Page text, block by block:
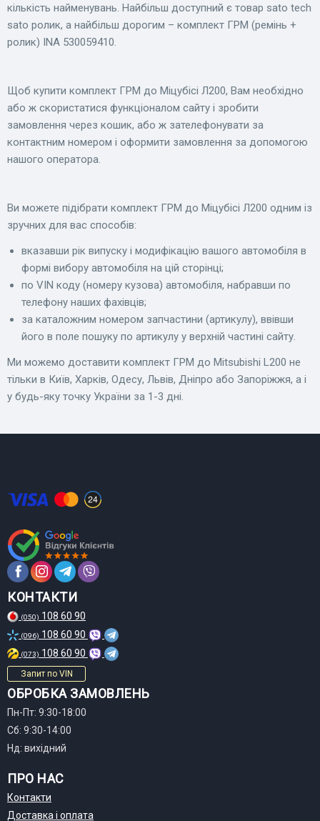
кількість найменувань. Найбільш доступний є товар sato tech
sato ролик, а найбільш дорогим – комплект ГРМ (ремінь +
ролик) INA 530059410.
Щоб купити комплект ГРМ до Міцубісі Л200, Вам необхідно
або ж скористатися функціоналом сайту і зробити
замовлення через кошик, або ж зателефонувати за
контактним номером і оформити замовлення за допомогою
нашого оператора.
Ви можете підібрати комплект ГРМ до Міцубісі Л200 одним із
зручних для вас способів:
вказавши рік випуску і модифікацію вашого автомобіля в
формі вибору автомобіля на цій сторінці;
по VIN коду (номеру кузова) автомобіля, набравши по
телефону наших фахівців;
за каталожним номером запчастини (артикулу), ввівши
його в поле пошуку по артикулу у верхній частині сайту.
Ми можемо доставити комплект ГРМ до Mitsubishi L200 не
тільки в Київ, Харків, Одесу, Львів, Дніпро або Запоріжжя, а і
у будь-яку точку України за 1-3 дні.
КОНТАКТИ
(050) 108 60 90
(096) 108 60 90
(073) 108 60 90
Запит по VIN
ОБРОБКА ЗАМОВЛЕНЬ
Пн-Пт: 9:30-18:00
Сб: 9:30-14:00
Нд: вихідний
ПРО НАС
Контакти
Доставка і оплата